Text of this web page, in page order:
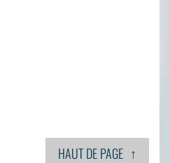
HAUT DE PAGE ↑